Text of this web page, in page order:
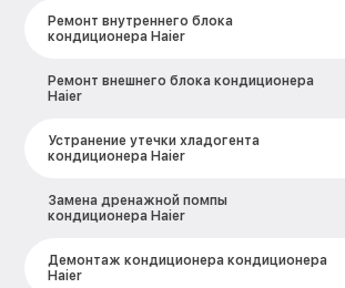
Ремонт внутреннего блока
кондиционера Haier
Ремонт внешнего блока кондиционера
Haier
Устранение утечки хладогента
кондиционера Haier
Замена дренажной помпы
кондиционера Haier
Демонтаж кондиционера кондиционера
Haier